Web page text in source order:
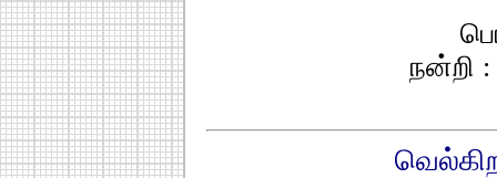
நன்றி :